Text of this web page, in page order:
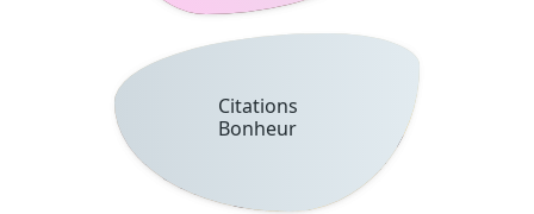
Citations
Bonheur